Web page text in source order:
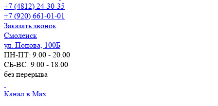
+7 (4812) 24-30-35
+7 (920) 661-01-01
Заказать звонок
Смоленск
ул. Попова, 100Б
ПН-ПТ: 9.00 - 20.00
СБ-ВС: 9.00 - 18.00
без перерыва
Канал в Max